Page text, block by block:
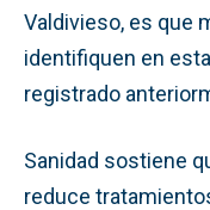
Valdivieso, es que
identifiquen en
registrado
Sanidad sostiene
reduce